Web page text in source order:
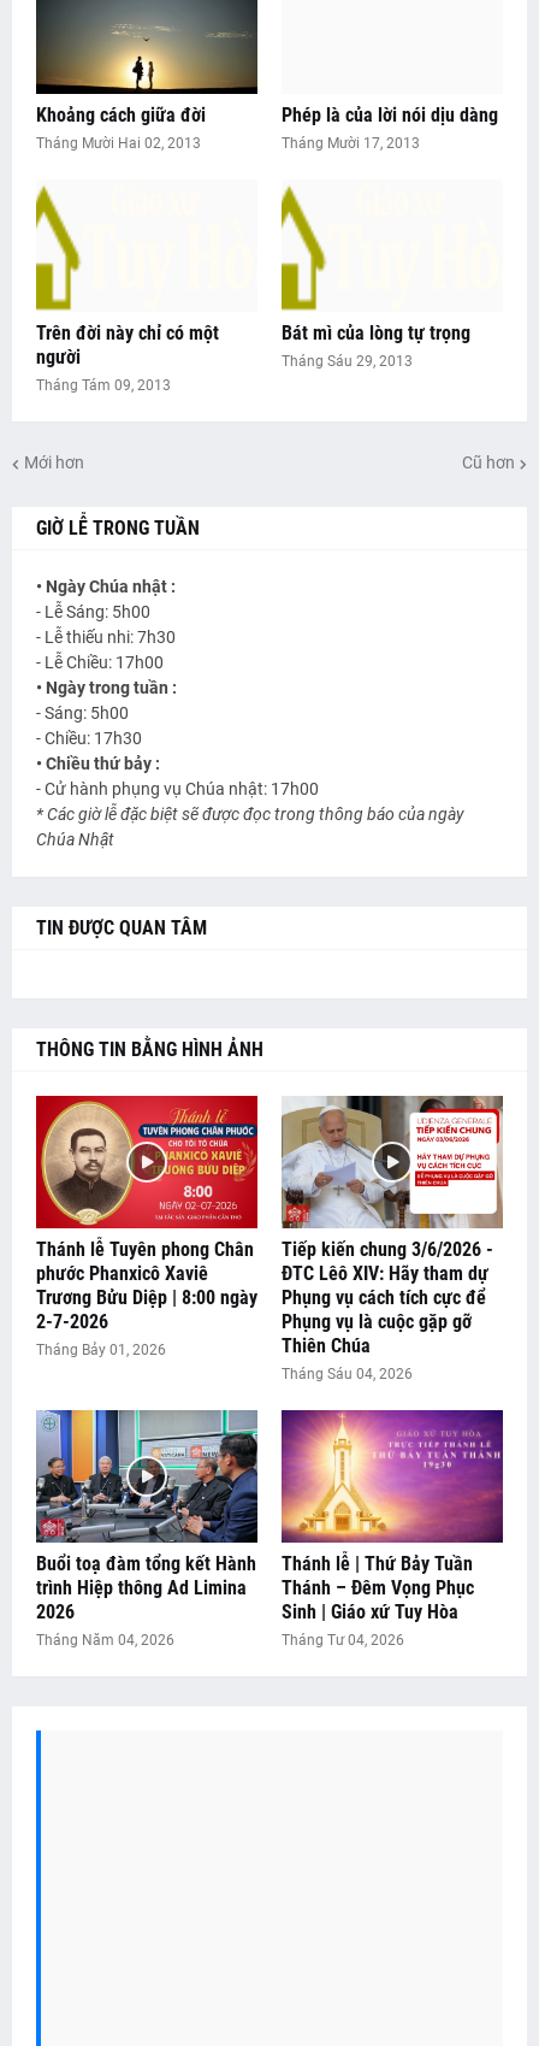
Khoảng cách giữa đời
Tháng Mười Hai 02, 2013
Phép là của lời nói dịu dàng
Tháng Mười 17, 2013
Trên đời này chỉ có một
người
Tháng Tám 09, 2013
Bát mì của lòng tự trọng
Tháng Sáu 29, 2013
Mới hơn Cũ hơn
GIỜ LỄ TRONG TUẦN
• Ngày Chúa nhật :
- Lễ Sáng: 5h00
- Lễ thiếu nhi: 7h30
- Lễ Chiều: 17h00
• Ngày trong tuần :
- Sáng: 5h00
- Chiều: 17h30
• Chiều thứ bảy :
- Cử hành phụng vụ Chúa nhật: 17h00
* Các giờ lễ đặc biệt sẽ được đọc trong thông báo của ngày
Chúa Nhật
TIN ĐƯỢC QUAN TÂM
THÔNG TIN BẰNG HÌNH ẢNH
Thánh lễ Tuyên phong Chân
phước Phanxicô Xaviê
Trương Bửu Diệp | 8:00 ngày
2-7-2026
Tháng Bảy 01, 2026
Tiếp kiến chung 3/6/2026 -
ĐTC Lêô XIV: Hãy tham dự
Phụng vụ cách tích cực để
Phụng vụ là cuộc gặp gỡ
Thiên Chúa
Tháng Sáu 04, 2026
Buổi toạ đàm tổng kết Hành
trình Hiệp thông Ad Limina
2026
Tháng Năm 04, 2026
Thánh lễ | Thứ Bảy Tuần
Thánh – Đêm Vọng Phục
Sinh | Giáo xứ Tuy Hòa
Tháng Tư 04, 2026
Đang tải tin tức...